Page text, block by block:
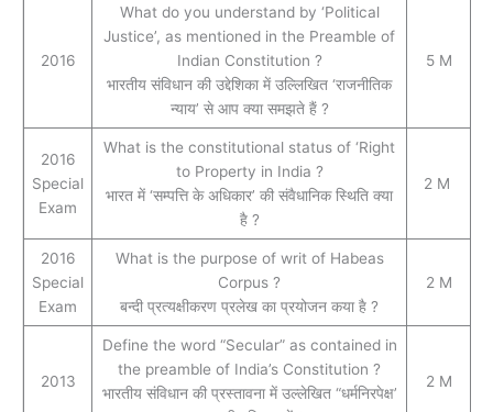
2016
What do you understand by ‘Political
Justice’, as mentioned in the Preamble of
Indian Constitution ?
भारतीय संविधान की उद्देशिका में उल्लिखित ‘राजनीतिक
न्याय’ से आप क्‍या समझते हैं ?
5 M
2016
Special
Exam
What is the constitutional status of ‘Right
to Property in India ?
भारत में ‘सम्पत्ति के अधिकार’ की संवैधानिक स्थिति क्‍या
है ?
2 M
2016
Special
Exam
What is the purpose of writ of Habeas
Corpus ?
बन्दी प्रत्यक्षीकरण प्रलेख का प्रयोजन कया है ?
2 M
2013
Define the word “Secular” as contained in
the preamble of India’s Constitution ?
भारतीय संविधान की प्रस्तावना में उल्लेखित “धर्मनिरपेक्ष’
2 M